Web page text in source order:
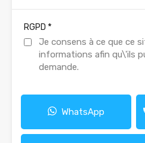
RGPD *
Je consens à ce que ce
informations afin qu\'ils
demande.
WhatsApp